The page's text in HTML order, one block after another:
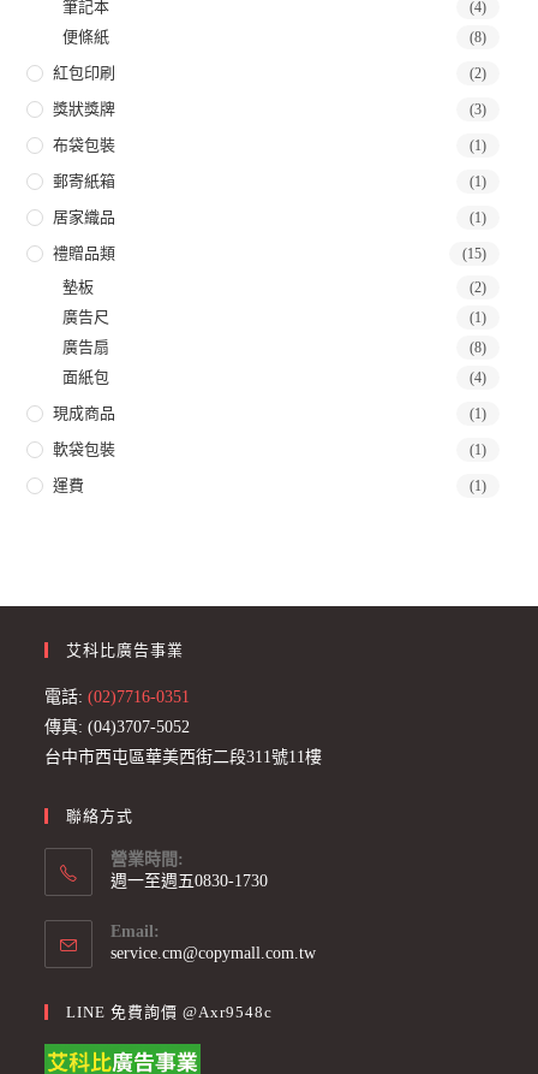
筆記本 (4)
便條紙 (8)
紅包印刷 (2)
獎狀獎牌 (3)
布袋包裝 (1)
郵寄紙箱 (1)
居家織品 (1)
禮贈品類 (15)
墊板 (2)
廣告尺 (1)
廣告扇 (8)
面紙包 (4)
現成商品 (1)
軟袋包裝 (1)
運費 (1)
艾科比廣告事業
電話:(02)7716-0351
傳真: (04)3707-5052
台中市西屯區華美西街二段311號11樓
聯絡方式
營業時間:
週一至週五0830-1730
Email:
service.cm@copymall.com.twOpens
LINE 免費詢價 @axr9548c